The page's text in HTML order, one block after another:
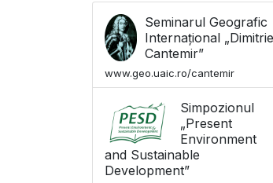
Seminarul Geografic
Internațional „Dimitrie
Cantemir”
www.geo.uaic.ro/cantemir
Simpozionul
„Present
Environment
and Sustainable
Development”